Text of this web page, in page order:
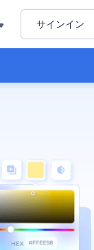
サインイン